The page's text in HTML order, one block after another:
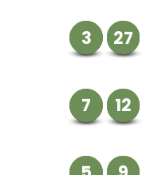
3 27
7 12